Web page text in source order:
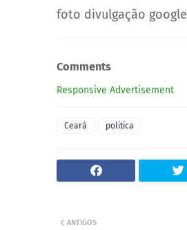
foto divulgação google
Comments
Responsive Advertisement
Ceará politica
ANTIGOS